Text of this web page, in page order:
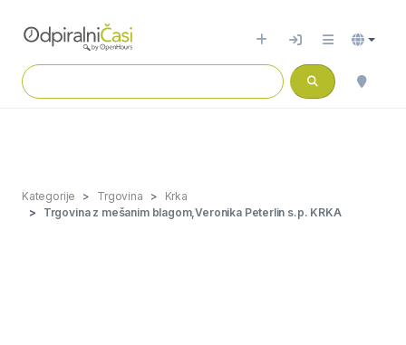
Kategorije Trgovina
Krka
Trgovina z mešanim blagom,Veronika Peterlin s.p. KRKA